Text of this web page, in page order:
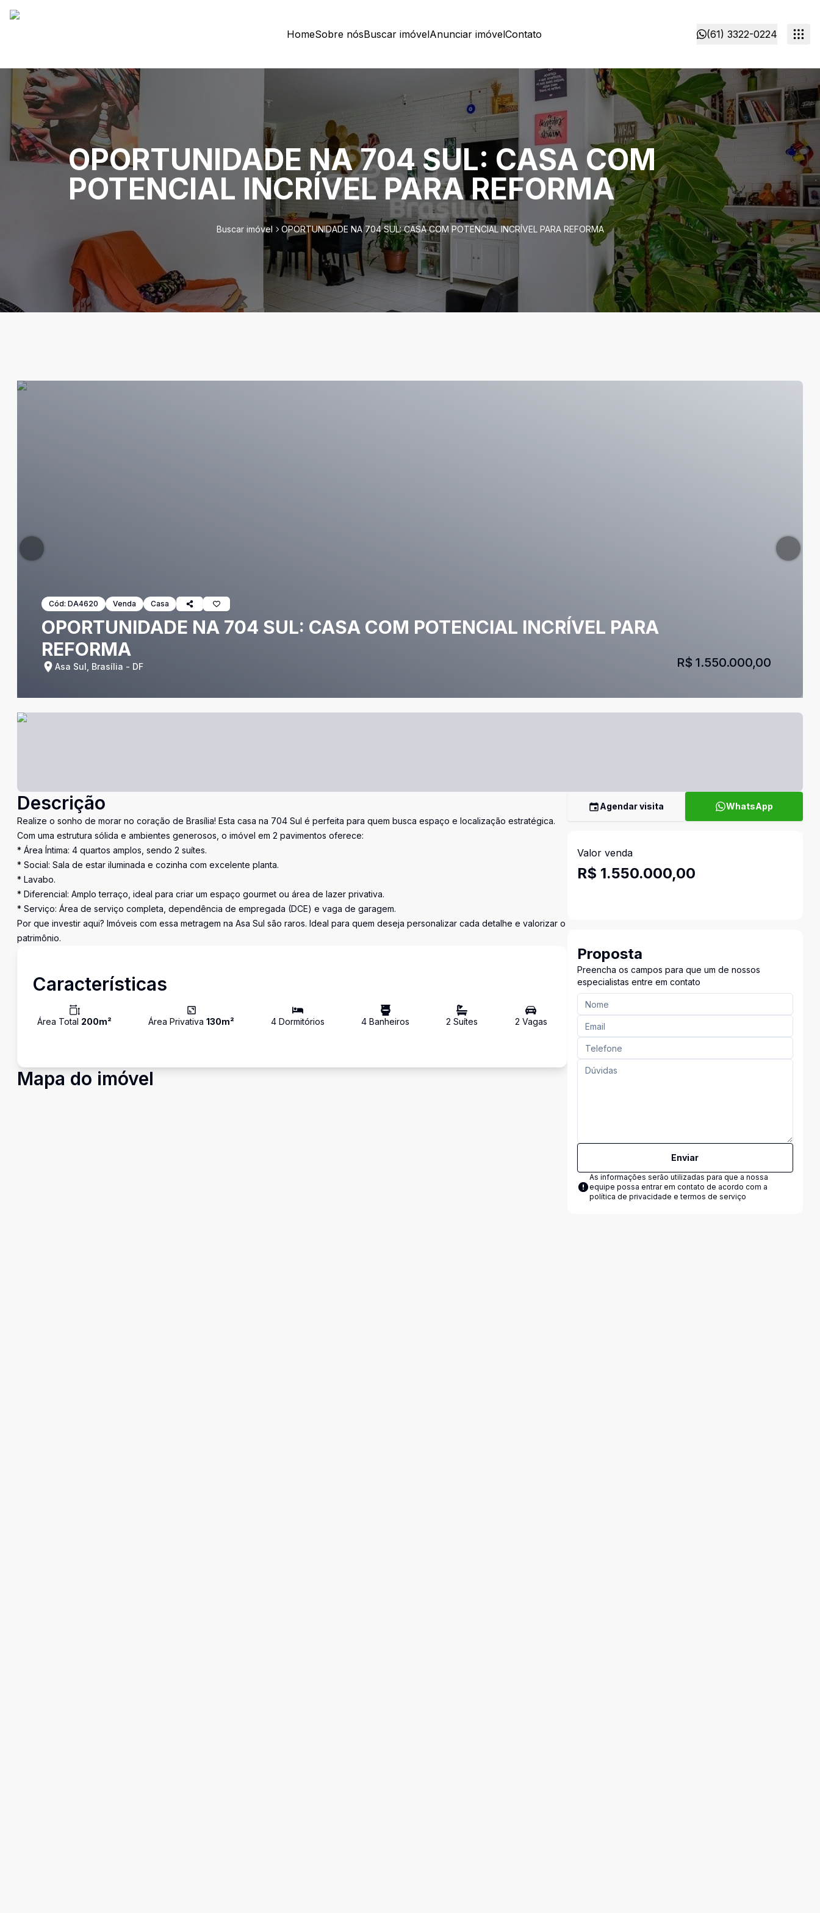
HomeSobre nósBuscar imóvelAnunciar imóvelContato (61) 3322-0224
OPORTUNIDADE NA 704 SUL: CASA COM
POTENCIAL INCRÍVEL PARA REFORMA
Buscar imóvel OPORTUNIDADE NA 704 SUL: CASA COM POTENCIAL INCRÍVEL PARA REFORMA
Cód: DA4620 Venda Casa
OPORTUNIDADE NA 704 SUL: CASA COM POTENCIAL INCRÍVEL PARA
REFORMA
Asa Sul, Brasília - DF R$ 1.550.000,00
Descrição
Realize o sonho de morar no coração de Brasília! Esta casa na 704 Sul é perfeita para quem busca espaço e localização estratégica.
Com uma estrutura sólida e ambientes generosos, o imóvel em 2 pavimentos oferece:
* Área Íntima: 4 quartos amplos, sendo 2 suítes.
* Social: Sala de estar iluminada e cozinha com excelente planta.
* Lavabo.
* Diferencial: Amplo terraço, ideal para criar um espaço gourmet ou área de lazer privativa.
* Serviço: Área de serviço completa, dependência de empregada (DCE) e vaga de garagem.
Por que investir aqui? Imóveis com essa metragem na Asa Sul são raros. Ideal para quem deseja personalizar cada detalhe e valorizar o
patrimônio.
Características
Área Total 200m² Área Privativa130m² 4 Dormitórios 4 Banheiros 2 Suítes 2 Vagas
Mapa do imóvel
Agendar visita WhatsApp
Valor venda
R$ 1.550.000,00
Proposta
Preencha os campos para que um de nossos
especialistas entre em contato
Enviar
As informações serão utilizadas para que a nossa
equipe possa entrar em contato de acordo com a
política de privacidade e termos de serviço